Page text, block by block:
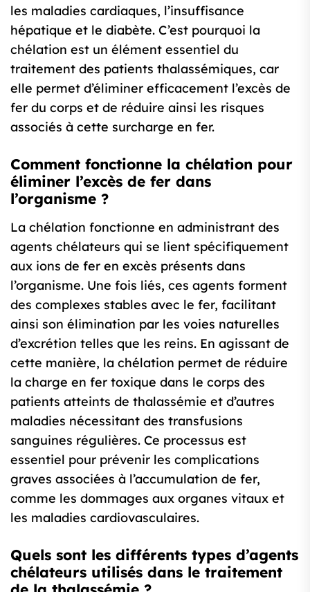
les maladies cardiaques, l’insuffisance
hépatique et le diabète. C’est pourquoi la
chélation est un élément essentiel du
traitement des patients thalassémiques, car
elle permet d’éliminer efficacement l’excès de
fer du corps et de réduire ainsi les risques
associés à cette surcharge en fer.
Comment fonctionne la chélation pour
éliminer l’excès de fer dans
l’organisme ?
La chélation fonctionne en administrant des
agents chélateurs qui se lient spécifiquement
aux ions de fer en excès présents dans
l’organisme. Une fois liés, ces agents forment
des complexes stables avec le fer, facilitant
ainsi son élimination par les voies naturelles
d’excrétion telles que les reins. En agissant de
cette manière, la chélation permet de réduire
la charge en fer toxique dans le corps des
patients atteints de thalassémie et d’autres
maladies nécessitant des transfusions
sanguines régulières. Ce processus est
essentiel pour prévenir les complications
graves associées à l’accumulation de fer,
comme les dommages aux organes vitaux et
les maladies cardiovasculaires.
Quels sont les différents types d’agents
chélateurs utilisés dans le traitement